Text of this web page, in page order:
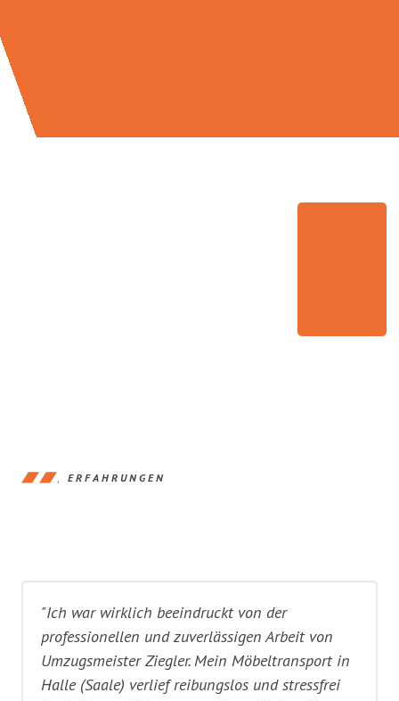
ERFAHRUNGEN
"Ich war wirklich beeindruckt von der
professionellen und zuverlässigen Arbeit von
Umzugsmeister Ziegler. Mein Möbeltransport in
Halle (Saale) verlief reibungslos und stressfrei